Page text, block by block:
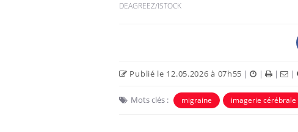
DEAGREEZ/ISTOCK
Publié le 12.05.2026 à 07h55 | | | |
Mots clés : migraine imagerie cérébrale